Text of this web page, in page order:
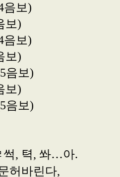
음보)
보)
음보)
보)
음보)
보)
음보)
…ㄹ썩, 텩,
다, 문허바